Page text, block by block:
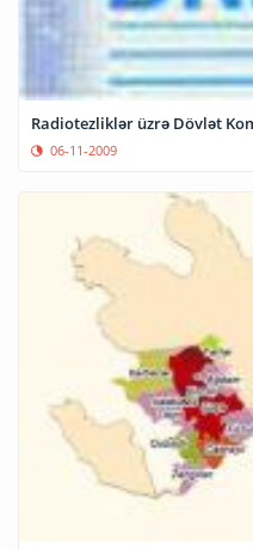
Radiotezliklər üzrə Dövlət
06-11-2009